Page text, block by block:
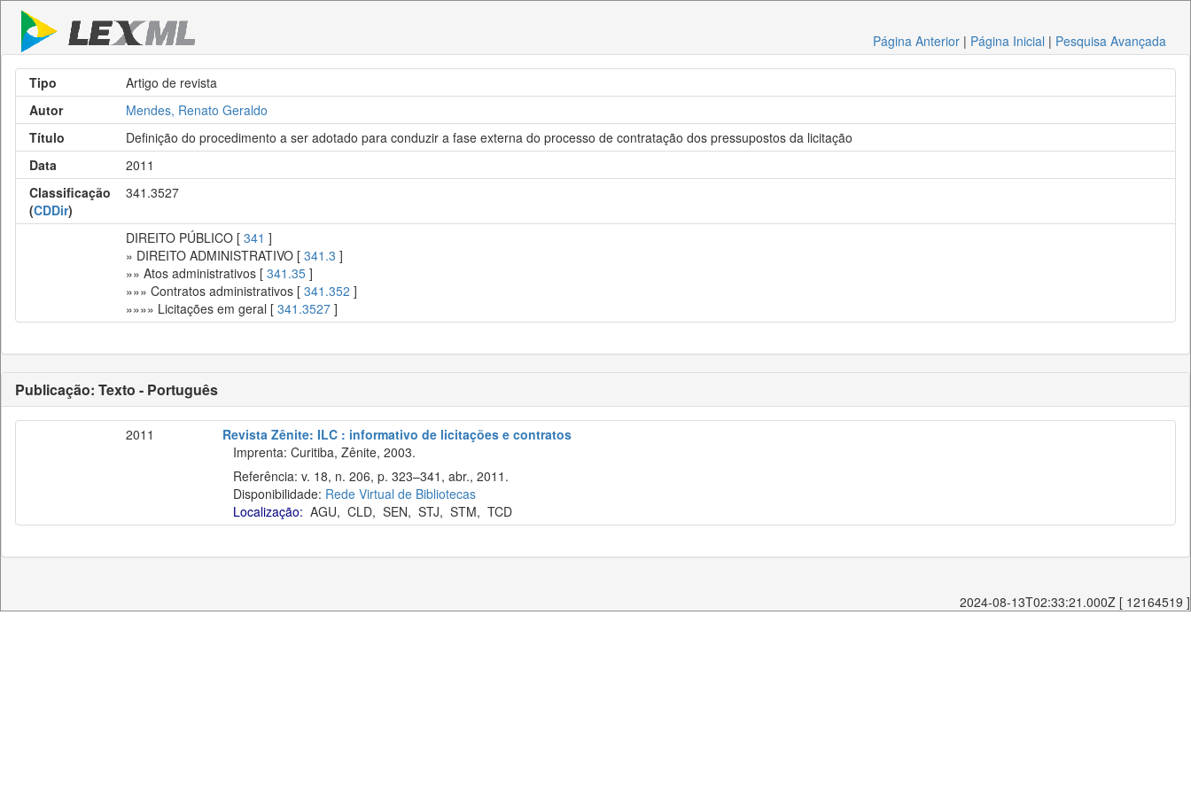
Página Anterior | Página Inicial | Pesquisa Avançada
Tipo
Artigo de revista
Autor
Mendes, Renato Geraldo
Título
Definição do procedimento a ser adotado para conduzir a fase externa do processo de contratação dos pressupostos da licitação
Data
2011
Classificação
(CDDir)
341.3527
DIREITO PÚBLICO [ 341 ]
» DIREITO ADMINISTRATIVO [ 341.3 ]
»» Atos administrativos [ 341.35 ]
»»» Contratos administrativos [ 341.352 ]
»»»» Licitações em geral [ 341.3527 ]
Publicação: Texto - Português
2011
Revista Zênite: ILC : informativo de licitações e contratos
Imprenta: Curitiba, Zênite, 2003.
Referência: v. 18, n. 206, p. 323–341, abr., 2011.
Disponibilidade: Rede Virtual de Bibliotecas
Localização: AGU, CLD, SEN, STJ, STM, TCD
2024-08-13T02:33:21.000Z [ 12164519 ]